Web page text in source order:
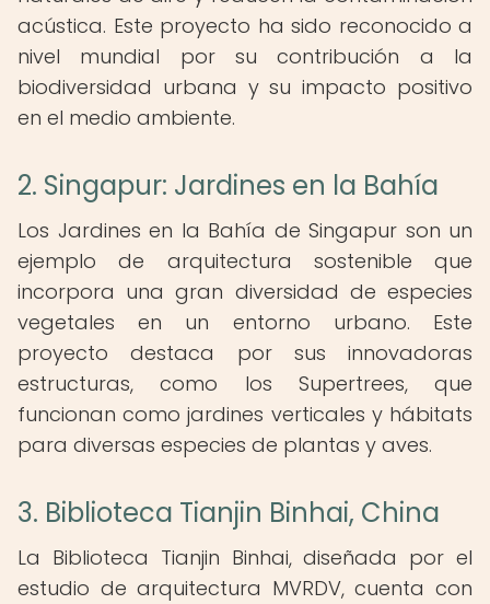
acústica. Este proyecto ha sido reconocido a
nivel mundial por su contribución a la
biodiversidad urbana y su impacto positivo
en el medio ambiente.
2. Singapur: Jardines en la Bahía
Los Jardines en la Bahía de Singapur son un
ejemplo de arquitectura sostenible que
incorpora una gran diversidad de especies
vegetales en un entorno urbano. Este
proyecto destaca por sus innovadoras
estructuras, como los Supertrees, que
funcionan como jardines verticales y hábitats
para diversas especies de plantas y aves.
3. Biblioteca Tianjin Binhai, China
La Biblioteca Tianjin Binhai, diseñada por el
estudio de arquitectura MVRDV, cuenta con